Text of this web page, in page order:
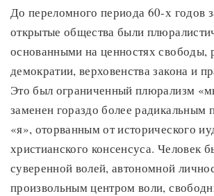
До переломного периода 60-х годов
открытые общества были
основанными на ценностях свободы,
демократии, верховенства закона и
Это был ограниченный плюрализм
заменен гораздо более радикальным
«я», оторванным от исторического
христианского консенсуса. Человек
суверенной волей, автономной
произвольным центром воли,